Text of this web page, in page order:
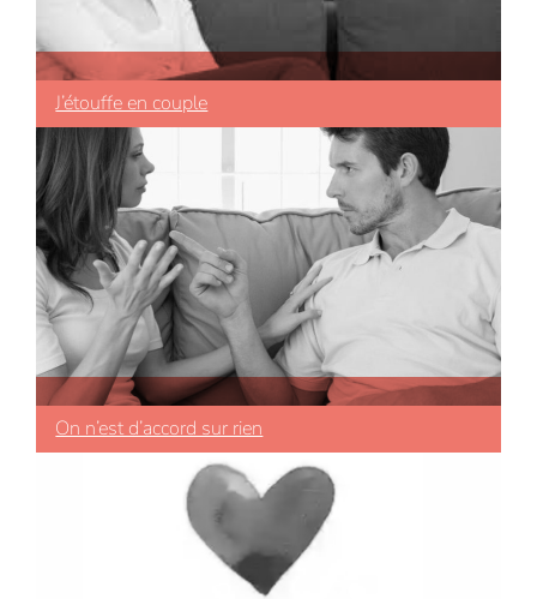
J’étouffe en couple
On n’est d’accord sur rien